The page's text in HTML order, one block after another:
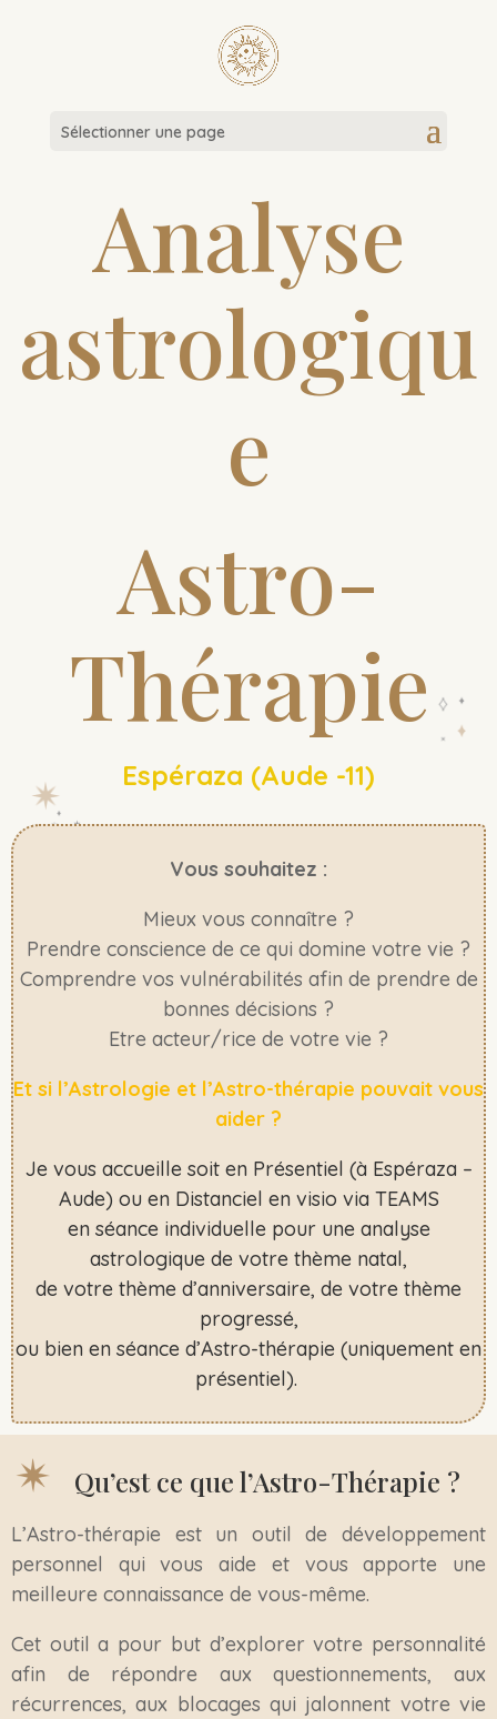
Sélectionner une page
Analyse
astrologiqu
e
Astro-
Thérapie
Espéraza (Aude -11)
Vous souhaitez :
Mieux vous connaître ?
Prendre conscience de ce qui domine votre vie ?
Comprendre vos vulnérabilités afin de prendre de
bonnes décisions ?
Etre acteur/rice de votre vie ?
Et si l’Astrologie et l’Astro-thérapie pouvait vous
aider ?
Je vous accueille soit en Présentiel (à Espéraza –
Aude) ou en Distanciel en visio via TEAMS
en séance individuelle pour une analyse
astrologique de votre thème natal,
de votre thème d’anniversaire, de votre thème
progressé,
ou bien en séance d’Astro-thérapie (uniquement en
présentiel).
Qu’est ce que l’Astro-Thérapie ?
L’Astro-thérapie est un outil de développement
personnel qui vous aide et vous apporte une
meilleure connaissance de vous-même.
Cet outil a pour but d’explorer votre personnalité
afin de répondre aux questionnements, aux
récurrences, aux blocages qui jalonnent votre vie